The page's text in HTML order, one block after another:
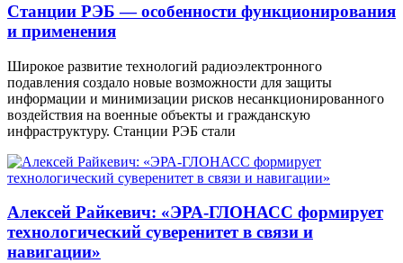
Станции РЭБ — особенности функционирования
и применения
Широкое развитие технологий радиоэлектронного
подавления создало новые возможности для защиты
информации и минимизации рисков несанкционированного
воздействия на военные объекты и гражданскую
инфраструктуру. Станции РЭБ стали
Алексей Райкевич: «ЭРА-ГЛОНАСС формирует
технологический суверенитет в связи и
навигации»